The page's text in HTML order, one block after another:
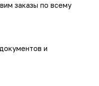
заказы по всему
и